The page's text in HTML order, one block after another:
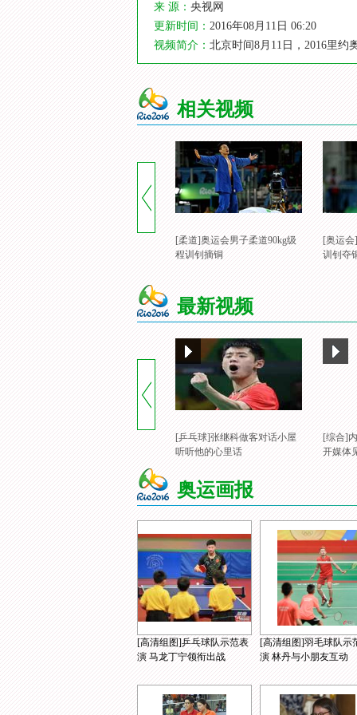
来 源： 央视网
更新时间： 2016年08月11日 06:20
视频简介： 北京时间8月11日，2016里约
相关视频
[柔道]奥运会男子柔道90kg级
程训钊摘铜
[奥运
训钊夺
最新视频
[乒乓球]张继科做客对话小屋
听听他的心里话
[综合]
开媒体
奥运画报
[高清组图]乒乓球队示范表
演 马龙丁宁领衔出战
[高清组图]羽毛球队示
演 林丹与小朋友互动